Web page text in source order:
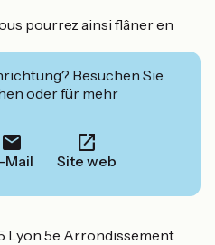
pourrez ainsi flâner en
Besuchen Sie
oder für mehr
Mail Site web
Lyon 5e Arrondissement